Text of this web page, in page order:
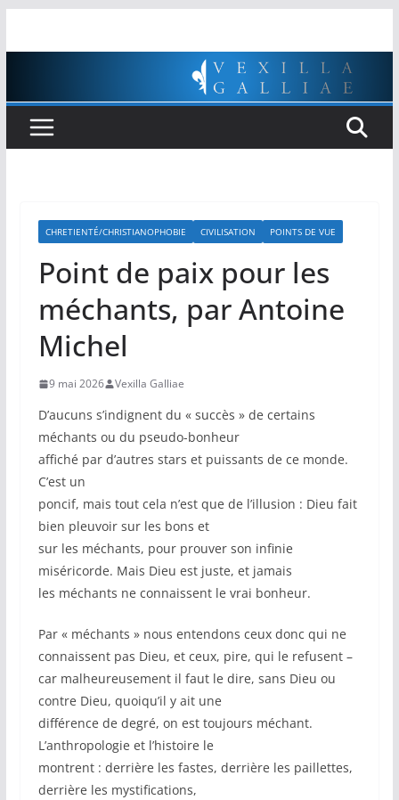
CHRETIENTÉ/CHRISTIANOPHOBIE CIVILISATION POINTS DE VUE
Point de paix pour les
méchants, par Antoine
Michel
9 mai 2026 Vexilla Galliae
D’aucuns s’indignent du « succès » de certains
méchants ou du pseudo-bonheur
affiché par d’autres stars et puissants de ce monde.
C’est un
poncif, mais tout cela n’est que de l’illusion : Dieu fait
bien pleuvoir sur les bons et
sur les méchants, pour prouver son infinie
miséricorde. Mais Dieu est juste, et jamais
les méchants ne connaissent le vrai bonheur.
Par « méchants » nous entendons ceux donc qui ne
connaissent pas Dieu, et ceux, pire, qui le refusent –
car malheureusement il faut le dire, sans Dieu ou
contre Dieu, quoiqu’il y ait une
différence de degré, on est toujours méchant.
L’anthropologie et l’histoire le
montrent : derrière les fastes, derrière les paillettes,
derrière les mystifications,